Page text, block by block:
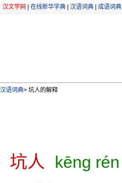
汉文学网 在线新华字典 汉语词典 成语词典
汉语词典> 坑人的解释
坑人 kēng rén